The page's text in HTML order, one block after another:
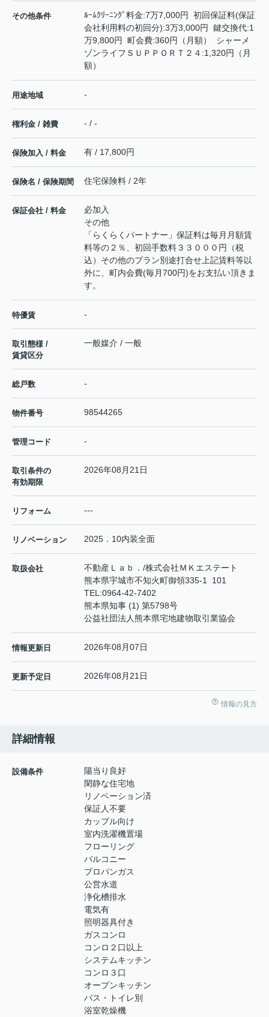
その他条件
ﾙｰﾑｸﾘｰﾆﾝｸﾞ料金:7万7,000円 初回保証料(保証
会社利用料の初回分):3万3,000円 鍵交換代:1
万9,800円 町会費:360円（月額） シャーメ
ゾンライフＳＵＰＰＯＲＴ２４:1,320円（月
額）
用途地域 -
権利金 / 雑費 - / -
保険加入 / 料金 有 / 17,800円
保険名 / 保険期間 住宅保険料 / 2年
保証会社 / 料金
必加入
その他
「らくらくパートナー」保証料は毎月月額賃
料等の２％、初回手数料３３０００円（税
込）その他のプラン別途打合せ上記賃料等以
外に、町内会費(毎月700円)をお支払い頂きま
す。
特優賃 -
取引態様 /
賃貸区分
一般媒介 / 一般
総戸数 -
物件番号 98544265
管理コード -
取引条件の
有効期限
2026年08月21日
リフォーム ---
リノベーション 2025．10内装全面
取扱会社
不動産Ｌａｂ．/株式会社ＭＫエステート
熊本県宇城市不知火町御領335-1 101
TEL:0964-42-7402
熊本県知事 (1) 第5798号
公益社団法人熊本県宅地建物取引業協会
情報更新日 2026年08月07日
更新予定日 2026年08月21日
情報の見方
詳細情報
設備条件
陽当り良好
閑静な住宅地
リノベーション済
保証人不要
カップル向け
室内洗濯機置場
フローリング
バルコニー
プロパンガス
公営水道
浄化槽排水
電気有
照明器具付き
ガスコンロ
コンロ２口以上
システムキッチン
コンロ３口
オープンキッチン
バス・トイレ別
浴室乾燥機